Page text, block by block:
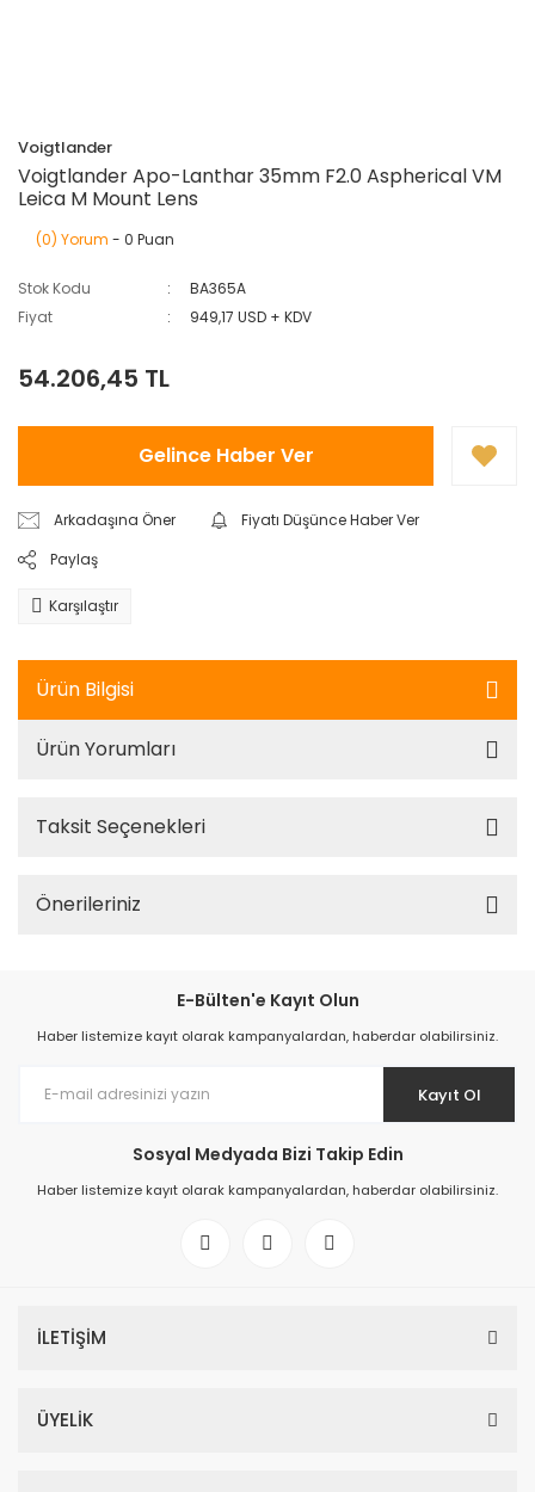
Voigtlander
Voigtlander Apo-Lanthar 35mm F2.0 Aspherical VM
Leica M Mount Lens
(0) Yorum - 0 Puan
Stok Kodu
BA365A
Fiyat
949,17 USD + KDV
54.206,45 TL
Gelince Haber Ver
Arkadaşına Öner
Fiyatı Düşünce Haber Ver
Paylaş
Karşılaştır
Ürün Bilgisi
Ürün Yorumları
Taksit Seçenekleri
Önerileriniz
E-Bülten'e Kayıt Olun
Haber listemize kayıt olarak kampanyalardan, haberdar olabilirsiniz.
Kayıt Ol
Sosyal Medyada Bizi Takip Edin
Haber listemize kayıt olarak kampanyalardan, haberdar olabilirsiniz.
İLETİŞİM
ÜYELİK